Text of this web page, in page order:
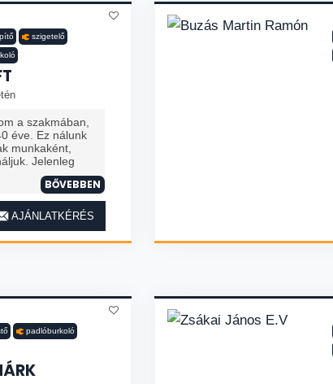
szigetelő
a szakmában,
éve. Ez nálunk
munkaként,
Jelenleg
BŐVEBBEN
AJÁNLATKÉRÉS
padlóburkoló